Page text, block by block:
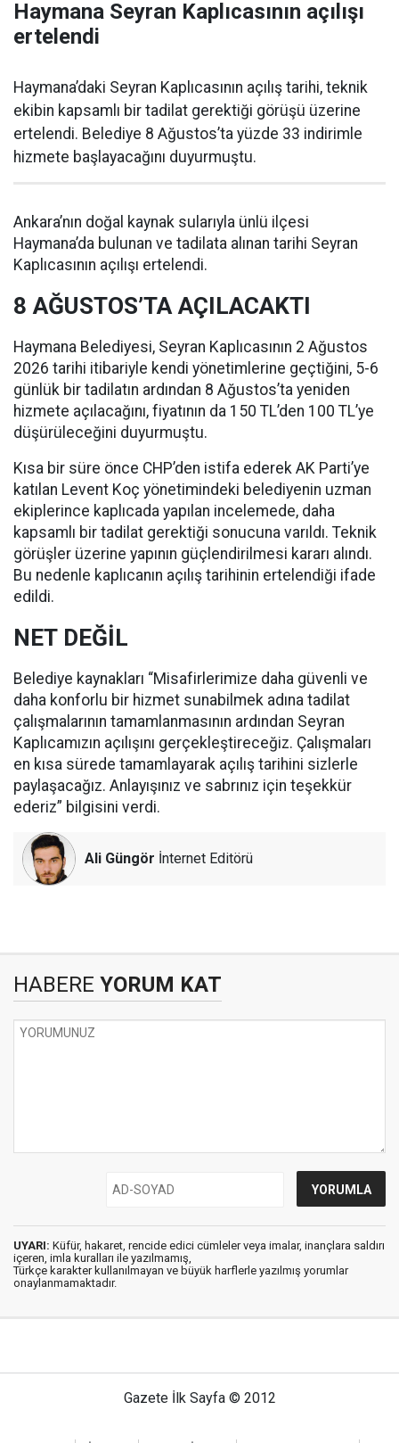
Haymana Seyran Kaplıcasının açılışı
ertelendi
Haymana’daki Seyran Kaplıcasının açılış tarihi, teknik
ekibin kapsamlı bir tadilat gerektiği görüşü üzerine
ertelendi. Belediye 8 Ağustos’ta yüzde 33 indirimle
hizmete başlayacağını duyurmuştu.
Ankara’nın doğal kaynak sularıyla ünlü ilçesi
Haymana’da bulunan ve tadilata alınan tarihi Seyran
Kaplıcasının açılışı ertelendi.
8 AĞUSTOS’TA AÇILACAKTI
Haymana Belediyesi, Seyran Kaplıcasının 2 Ağustos
2026 tarihi itibariyle kendi yönetimlerine geçtiğini, 5-6
günlük bir tadilatın ardından 8 Ağustos’ta yeniden
hizmete açılacağını, fiyatının da 150 TL’den 100 TL’ye
düşürüleceğini duyurmuştu.
Kısa bir süre önce CHP’den istifa ederek AK Parti’ye
katılan Levent Koç yönetimindeki belediyenin uzman
ekiplerince kaplıcada yapılan incelemede, daha
kapsamlı bir tadilat gerektiği sonucuna varıldı. Teknik
görüşler üzerine yapının güçlendirilmesi kararı alındı.
Bu nedenle kaplıcanın açılış tarihinin ertelendiği ifade
edildi.
NET DEĞİL
Belediye kaynakları “Misafirlerimize daha güvenli ve
daha konforlu bir hizmet sunabilmek adına tadilat
çalışmalarının tamamlanmasının ardından Seyran
Kaplıcamızın açılışını gerçekleştireceğiz. Çalışmaları
en kısa sürede tamamlayarak açılış tarihini sizlerle
paylaşacağız. Anlayışınız ve sabrınız için teşekkür
ederiz” bilgisini verdi.
Ali Güngör İnternet Editörü
HABERE YORUM KAT
UYARI: Küfür, hakaret, rencide edici cümleler veya imalar, inançlara saldırı
içeren, imla kuralları ile yazılmamış,
Türkçe karakter kullanılmayan ve büyük harflerle yazılmış yorumlar
onaylanmamaktadır.
Gazete İlk Sayfa © 2012